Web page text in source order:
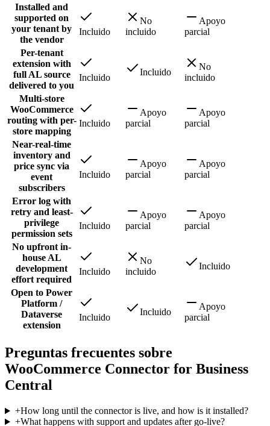
Installed and
supported on
your tenant by
the vendor
Incluido
No
incluido
Apoyo
parcial
Per-tenant
extension with
full AL source
delivered to you
Incluido
Incluido
No
incluido
Multi-store
WooCommerce
routing with per-
store mapping
Incluido
Apoyo
parcial
Apoyo
parcial
Near-real-time
inventory and
price sync via
event
subscribers
Incluido
Apoyo
parcial
Apoyo
parcial
Error log with
retry and least-
privilege
permission sets
Incluido
Apoyo
parcial
Apoyo
parcial
No upfront in-
house AL
development
effort required
Incluido
No
incluido
Incluido
Open to Power
Platform /
Dataverse
extension
Incluido
Incluido
Apoyo
parcial
Preguntas frecuentes sobre
WooCommerce Connector for Business
Central
+How long until the connector is live, and how is it installed?
+What happens with support and updates after go-live?